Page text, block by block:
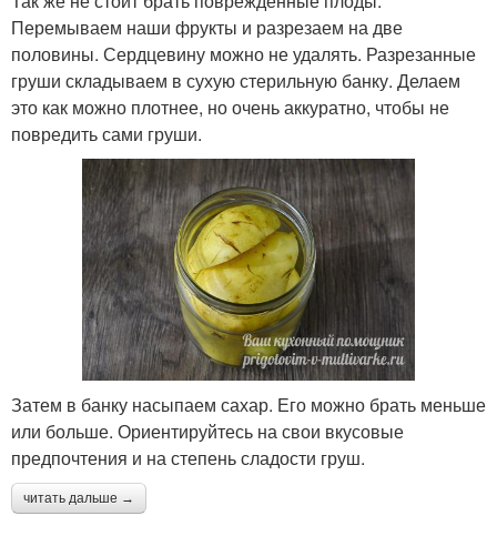
Перемываем наши фрукты и разрезаем на две
половины. Сердцевину можно не удалять. Разрезанные
груши складываем в сухую стерильную банку. Делаем
это как можно плотнее, но очень аккуратно, чтобы не
повредить сами груши.
Затем в банку насыпаем сахар. Его можно брать меньше
или больше. Ориентируйтесь на свои вкусовые
предпочтения и на степень сладости груш.
читать дальше →